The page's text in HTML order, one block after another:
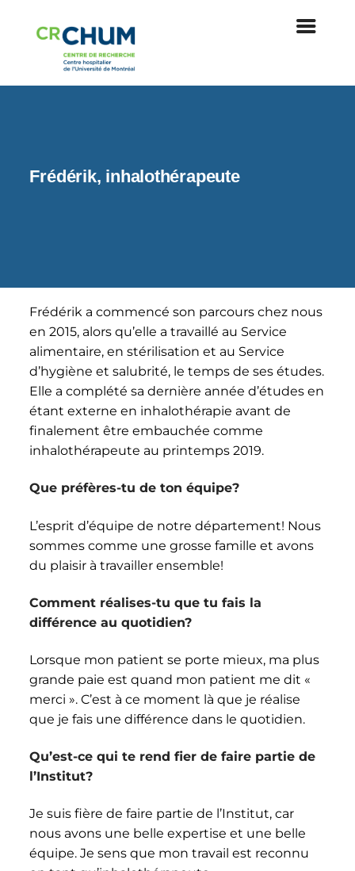
Frédérik, inhalothérapeute
Frédérik a commencé son parcours chez nous
en 2015, alors qu’elle a travaillé au Service
alimentaire, en stérilisation et au Service
d’hygiène et salubrité, le temps de ses études.
Elle a complété sa dernière année d’études en
étant externe en inhalothérapie avant de
finalement être embauchée comme
inhalothérapeute au printemps 2019.
Que préfères-tu de ton équipe?
L’esprit d’équipe de notre département! Nous
sommes comme une grosse famille et avons
du plaisir à travailler ensemble!
Comment réalises-tu que tu fais la
différence au quotidien?
Lorsque mon patient se porte mieux, ma plus
grande paie est quand mon patient me dit «
merci ». C’est à ce moment là que je réalise
que je fais une différence dans le quotidien.
Qu’est-ce qui te rend fier de faire partie de
l’Institut?
Je suis fière de faire partie de l’Institut, car
nous avons une belle expertise et une belle
équipe. Je sens que mon travail est reconnu